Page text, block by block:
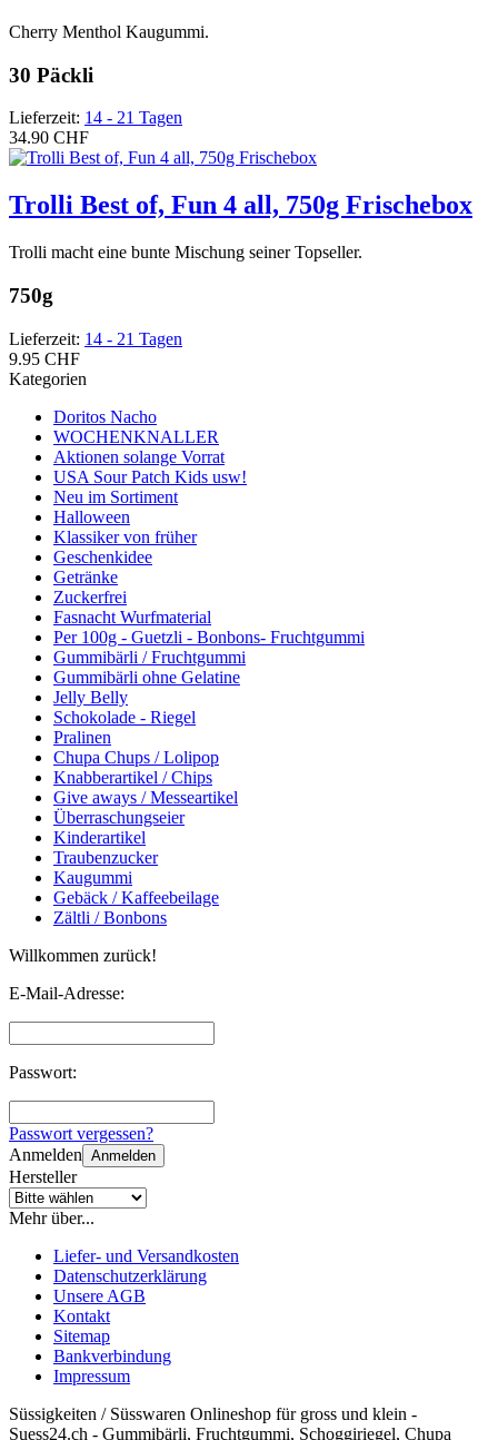
Cherry Menthol Kaugummi.
30 Päckli
Lieferzeit: 14 - 21 Tagen
34.90 CHF
Trolli Best of, Fun 4 all, 750g Frischebox
Trolli macht eine bunte Mischung seiner Topseller.
750g
Lieferzeit: 14 - 21 Tagen
9.95 CHF
Kategorien
Doritos Nacho
WOCHENKNALLER
Aktionen solange Vorrat
USA Sour Patch Kids usw!
Neu im Sortiment
Halloween
Klassiker von früher
Geschenkidee
Getränke
Zuckerfrei
Fasnacht Wurfmaterial
Per 100g - Guetzli - Bonbons- Fruchtgummi
Gummibärli / Fruchtgummi
Gummibärli ohne Gelatine
Jelly Belly
Schokolade - Riegel
Pralinen
Chupa Chups / Lolipop
Knabberartikel / Chips
Give aways / Messeartikel
Überraschungseier
Kinderartikel
Traubenzucker
Kaugummi
Gebäck / Kaffeebeilage
Zältli / Bonbons
Willkommen zurück!
E-Mail-Adresse:
Passwort:
Passwort vergessen?
Anmelden Anmelden
Hersteller
Mehr über...
Liefer- und Versandkosten
Datenschutzerklärung
Unsere AGB
Kontakt
Sitemap
Bankverbindung
Impressum
Süssigkeiten / Süsswaren Onlineshop für gross und klein -
Suess24.ch - Gummibärli, Fruchtgummi, Schoggiriegel, Chupa